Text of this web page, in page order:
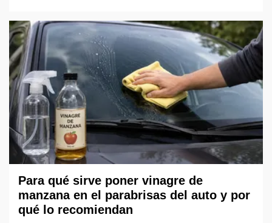
Para qué sirve poner vinagre de
manzana en el parabrisas del auto y por
qué lo recomiendan